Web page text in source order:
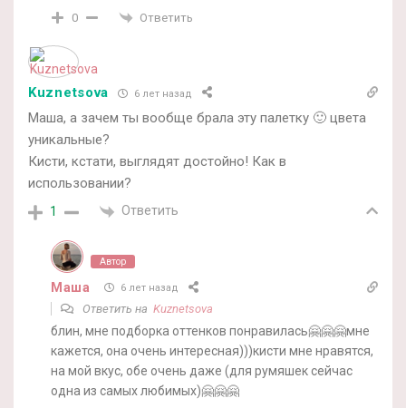
0 Ответить
Kuznetsova 6 лет назад
Маша, а зачем ты вообще брала эту палетку 🙂 цвета
уникальные?
Кисти, кстати, выглядят достойно! Как в
использовании?
1 Ответить
Автор
Маша 6 лет назад
Ответить на Kuznetsova
блин, мне подборка оттенков понравилась🤗🤗🤗мне
кажется, она очень интересная)))кисти мне нравятся,
на мой вкус, обе очень даже (для румяшек сейчас
одна из самых любимых)🤗🤗🤗